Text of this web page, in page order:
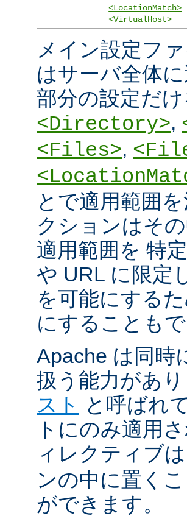
<LocationMatch>
<VirtualHost>
メイン設定フ
はサーバ全体
部分の設定だ
<Directory>,
<Files>,
とで適用範囲
クションはそ
適用範囲を 特
や URL に限定
を可能にする
にすることもで
Apache は同時
扱う能力があ
スト
と呼ばれ
トにのみ適用
ィレクティブは
ンの中に置く
ができます。